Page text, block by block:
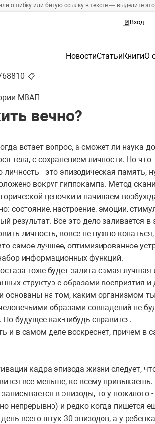
ошибку или битую ссылку в тексте — выделите
🚪 Вход
НовостиСтатьиКнигиО
📋
МВАП
вечно?
встает вопрос, а сможет ли наука
тела, с сохранением личности. Но что
личность - это эпизодическая
вокруг гиппокампа. Метод
цепочки и начинаем
состояние, настроение, эмоции,
результат. Все это дело заливается
личность, вовсе не нужно
самое лучшее, оптимизированное
информационных функций.
тоже будет залита самая лучшая
структур с образами восприятия
основаны на том, каким организмом
образами совпадений не
Но будущее как-нибудь справится.
и в самом деле воскреснет, причем
кадра эпизода жизни следует,
все меньше, ко всему
в эпизоды, то у пожилого
непрерывно) и редко когда пишется
всего штук 30 эпизодов, а у